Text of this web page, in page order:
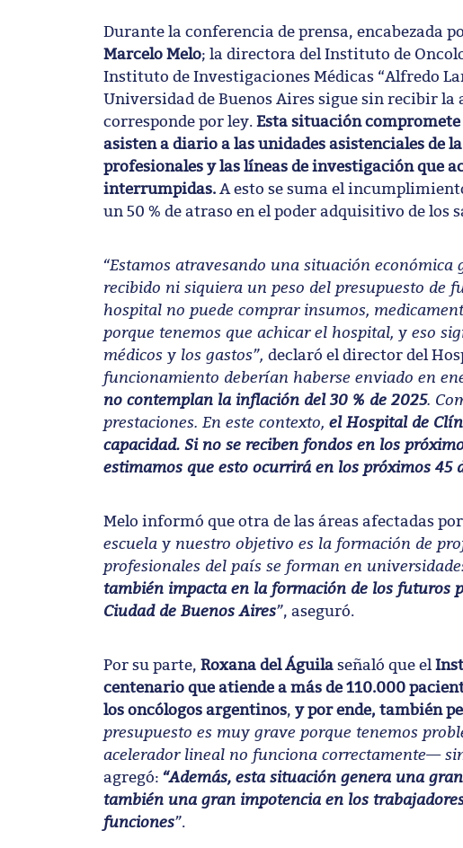
Durante la conferencia de prensa, encabezada
Marcelo Melo; la directora del Instituto de
Instituto de Investigaciones Médicas “Alfredo
Universidad de Buenos Aires sigue sin recibir
corresponde por ley.Esta situación
asisten a diario a las unidades asistenciales
profesionales y las líneas de investigación que
interrumpidas.A esto se suma el
un 50 % de atraso en el poder adquisitivo de los
“Estamos atravesando una situación
recibido ni siquiera un peso del presupuesto de
hospital no puede comprar insumos,
porque tenemos que achicar el hospital, y eso
médicos y los gastos”, declaró el director del
funcionamiento deberían haberse enviado en
no contemplan la inflación del 30 % de 2025.
prestaciones. En este contexto, el Hospital de
capacidad. Si no se reciben fondos en los
estimamos que esto ocurrirá en los próximos 45
Melo informó que otra de las áreas afectadas
escuela y nuestro objetivo es la formación de
profesionales del país se forman en
también impacta en la formación de los futuros
Ciudad de Buenos Aires”, aseguró.
Por su parte, Roxana del Águilaseñaló que el
centenario que atiende a más de 110.000
los oncólogos argentinos, y por ende, también
presupuesto es muy grave porque tenemos
acelerador lineal no funciona correctamente—
agregó: “Además, esta situación genera una
también una gran impotencia en los
funciones”.